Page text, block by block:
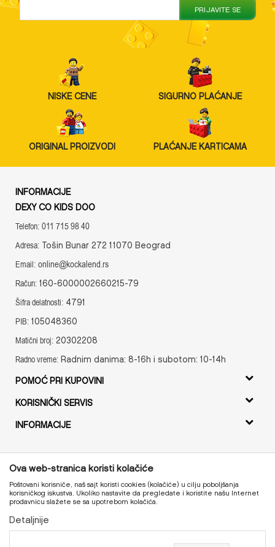
PRIJAVITE SE
NISKE CENE SIGURNO PLAĆANJE
ORIGINAL PROIZVODI PLAĆANJE KARTICAMA
INFORMACIJE
DEXY CO KIDS DOO
Telefon: 011 715 98 40
Adresa: Tošin Bunar 272 11070 Beograd
Email: online@kockalend.rs
Račun: 160-6000002660215-79
Šifra delatnosti: 4791
PIB: 105048360
Matični broj: 20302208
Radno vreme: Radnim danima: 8-16h i subotom: 10-14h
POMOĆ PRI KUPOVINI
Uslovi korišćenja i prodaje
Uputstvo za Online kupovinu
KORISNIČKI SERVIS
Isporuka
Povrat novca
Reklamacije
Pravo na odustajanje
Pregled statusa porudžbine
INFORMACIJE
Kontakt
Proizvode na sajtu nastojimo da opišemo što je preciznije
moguće, ali ne možemo garantovati da su svi podaci i
Ova web-stranica koristi kolačiće
Poštovani korisniče, naš sajt koristi cookies (kolačiće) u cilju poboljšanja
korisničkog iskustva. Ukoliko nastavite da pregledate i koristite našu Internet
prodavnicu slažete se sa upotrebom kolačića.
Detaljnije